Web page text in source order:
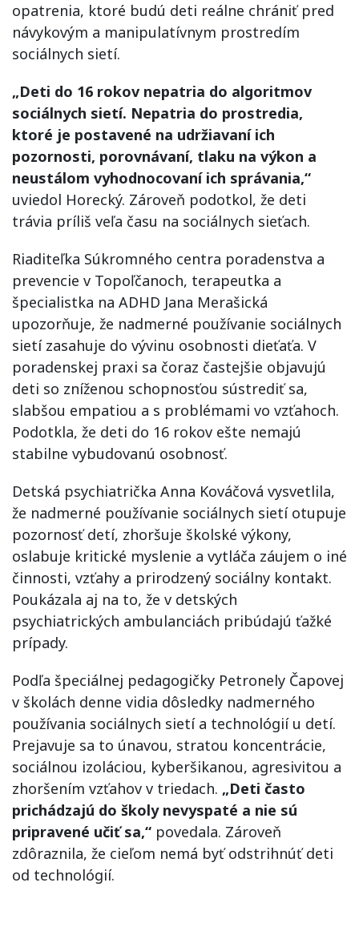
opatrenia, ktoré budú deti reálne chrániť pred
návykovým a manipulatívnym prostredím
sociálnych sietí.
„Deti do 16 rokov nepatria do algoritmov
sociálnych sietí. Nepatria do prostredia,
ktoré je postavené na udržiavaní ich
pozornosti, porovnávaní, tlaku na výkon a
neustálom vyhodnocovaní ich správania,“
uviedol Horecký. Zároveň podotkol, že deti
trávia príliš veľa času na sociálnych sieťach.
Riaditeľka Súkromného centra poradenstva a
prevencie v Topoľčanoch, terapeutka a
špecialistka na ADHD Jana Merašická
upozorňuje, že nadmerné používanie sociálnych
sietí zasahuje do vývinu osobnosti dieťaťa. V
poradenskej praxi sa čoraz častejšie objavujú
deti so zníženou schopnosťou sústrediť sa,
slabšou empatiou a s problémami vo vzťahoch.
Podotkla, že deti do 16 rokov ešte nemajú
stabilne vybudovanú osobnosť.
Detská psychiatrička Anna Kováčová vysvetlila,
že nadmerné používanie sociálnych sietí otupuje
pozornosť detí, zhoršuje školské výkony,
oslabuje kritické myslenie a vytláča záujem o iné
činnosti, vzťahy a prirodzený sociálny kontakt.
Poukázala aj na to, že v detských
psychiatrických ambulanciách pribúdajú ťažké
prípady.
Podľa špeciálnej pedagogičky Petronely Čapovej
v školách denne vidia dôsledky nadmerného
používania sociálnych sietí a technológií u detí.
Prejavuje sa to únavou, stratou koncentrácie,
sociálnou izoláciou, kyberšikanou, agresivitou a
zhoršením vzťahov v triedach. „Deti často
prichádzajú do školy nevyspaté a nie sú
pripravené učiť sa,“ povedala. Zároveň
zdôraznila, že cieľom nemá byť odstrihnúť deti
od technológií.